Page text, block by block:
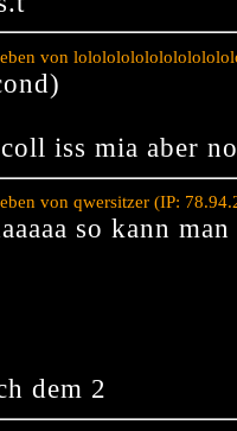
von
iss mia aber
von qwersitzer (IP:
so kann
dem 2